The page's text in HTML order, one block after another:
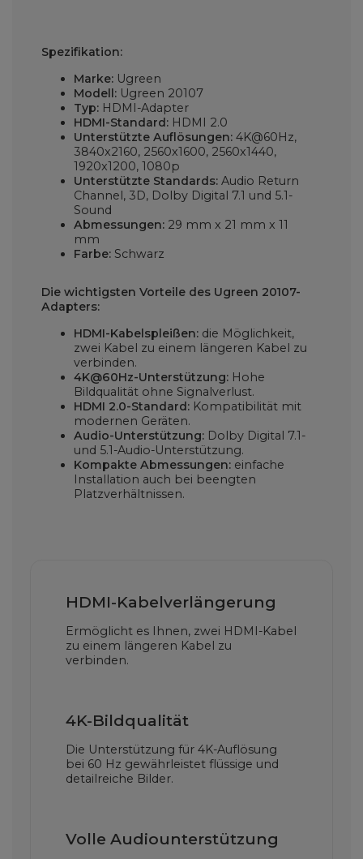
Spezifikation:
Marke: Ugreen
Modell: Ugreen 20107
Typ: HDMI-Adapter
HDMI-Standard: HDMI 2.0
Unterstützte Auflösungen: 4K@60Hz,
3840x2160, 2560x1600, 2560x1440,
1920x1200, 1080p
Unterstützte Standards: Audio Return
Channel, 3D, Dolby Digital 7.1 und 5.1-
Sound
Abmessungen: 29 mm x 21 mm x 11
mm
Farbe: Schwarz
Die wichtigsten Vorteile des Ugreen 20107-
Adapters:
HDMI-Kabelspleißen: die Möglichkeit,
zwei Kabel zu einem längeren Kabel zu
verbinden.
4K@60Hz-Unterstützung: Hohe
Bildqualität ohne Signalverlust.
HDMI 2.0-Standard: Kompatibilität mit
modernen Geräten.
Audio-Unterstützung: Dolby Digital 7.1-
und 5.1-Audio-Unterstützung.
Kompakte Abmessungen: einfache
Installation auch bei beengten
Platzverhältnissen.
HDMI-Kabelverlängerung
Ermöglicht es Ihnen, zwei HDMI-Kabel
zu einem längeren Kabel zu
verbinden.
4K-Bildqualität
Die Unterstützung für 4K-Auflösung
bei 60 Hz gewährleistet flüssige und
detailreiche Bilder.
Volle Audiounterstützung